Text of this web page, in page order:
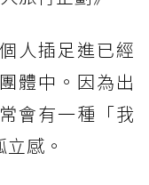
人插足進已經
體中。因為出
會有一種「我
感。